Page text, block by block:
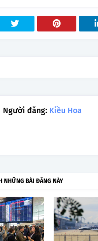
Người đăng: Kiều Hoa
NHỮNG BÀI ĐĂNG NÀY